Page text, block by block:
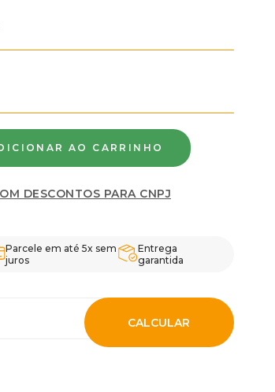
DESCONTOS PARA CNPJ
CALCULAR
Parcele em até 5x sem
juros
Entrega
garantida